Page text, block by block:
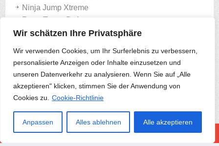
Wir schätzen Ihre Privatsphäre
Wir verwenden Cookies, um Ihr Surferlebnis zu verbessern,
personalisierte Anzeigen oder Inhalte einzusetzen und
unseren Datenverkehr zu analysieren. Wenn Sie auf „Alle
akzeptieren" klicken, stimmen Sie der Anwendung von
Cookies zu.
Cookie-Richtlinie
Anpassen Alles ablehnen Alle akzeptieren
Ninja Jump Xtreme
Retro Tower Defense
Mahjong-spiel
Täglicher Sternenkamp..
Schlangenfarbenrennen